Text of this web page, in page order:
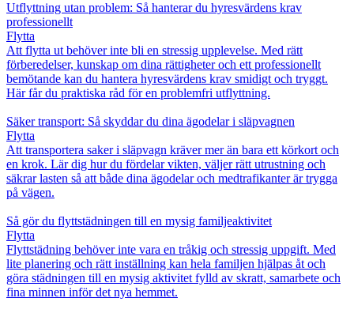
Utflyttning utan problem: Så hanterar du hyresvärdens krav
professionellt
Flytta
Att flytta ut behöver inte bli en stressig upplevelse. Med rätt
förberedelser, kunskap om dina rättigheter och ett professionellt
bemötande kan du hantera hyresvärdens krav smidigt och tryggt.
Här får du praktiska råd för en problemfri utflyttning.
Säker transport: Så skyddar du dina ägodelar i släpvagnen
Flytta
Att transportera saker i släpvagn kräver mer än bara ett körkort och
en krok. Lär dig hur du fördelar vikten, väljer rätt utrustning och
säkrar lasten så att både dina ägodelar och medtrafikanter är trygga
på vägen.
Så gör du flyttstädningen till en mysig familjeaktivitet
Flytta
Flyttstädning behöver inte vara en tråkig och stressig uppgift. Med
lite planering och rätt inställning kan hela familjen hjälpas åt och
göra städningen till en mysig aktivitet fylld av skratt, samarbete och
fina minnen inför det nya hemmet.